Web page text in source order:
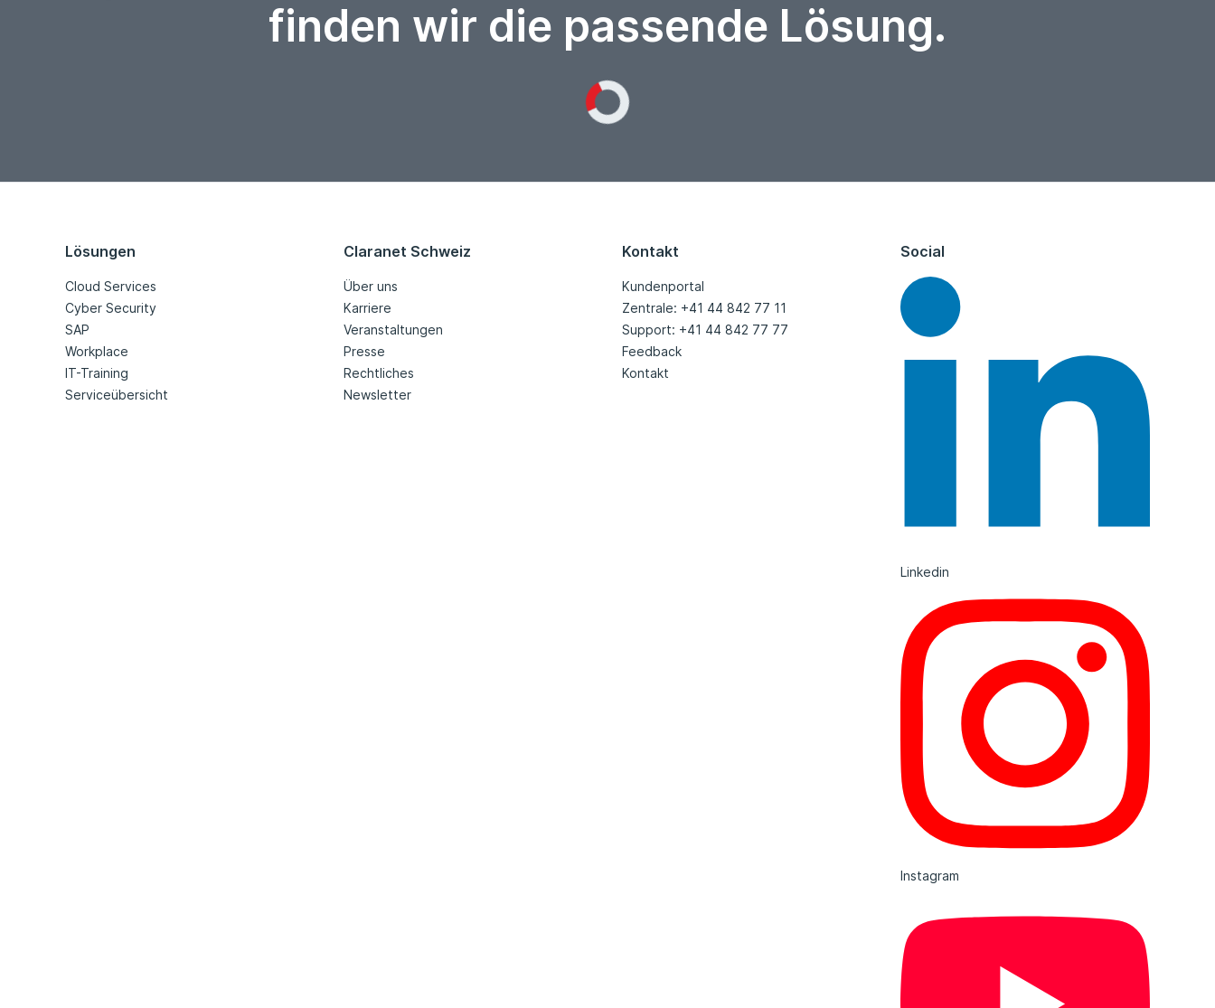
finden wir die passende Lösung.
Lösungen
Cloud Services
Cyber Security
SAP
Workplace
IT-Training
Serviceübersicht
Claranet Schweiz
Über uns
Karriere
Veranstaltungen
Presse
Rechtliches
Newsletter
Kontakt
Kundenportal
Zentrale: +41 44 842 77 11
Support: +41 44 842 77 77
Feedback
Kontakt
Social
Linkedin
Instagram